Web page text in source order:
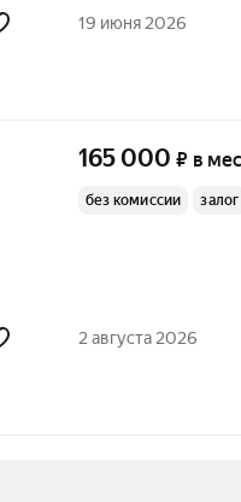
19 июня 2026
165 000 ₽ в
без комиссии залог
2 августа 2026